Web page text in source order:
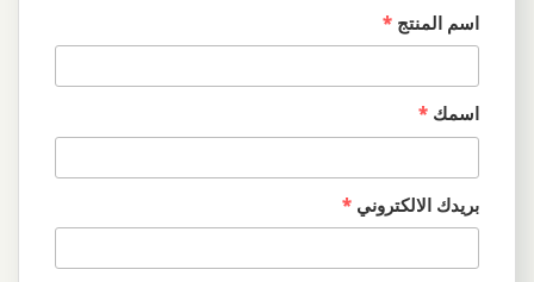
اسم المنتج *
اسمك *
بريدك الالكتروني *